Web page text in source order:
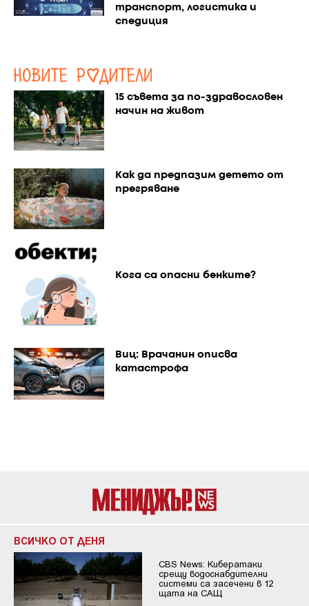
транспорт, логистика и
спедиция
15 съвета за по-здравословен
начин на живот
Как да предпазим детето от
прегряване
Кога са опасни бенките?
Виц: Врачанин описва
катастрофа
ВСИЧКО ОТ ДЕНЯ
CBS News: Кибератаки
срещу водоснабдителни
системи са засечени в 12
щата на САЩ